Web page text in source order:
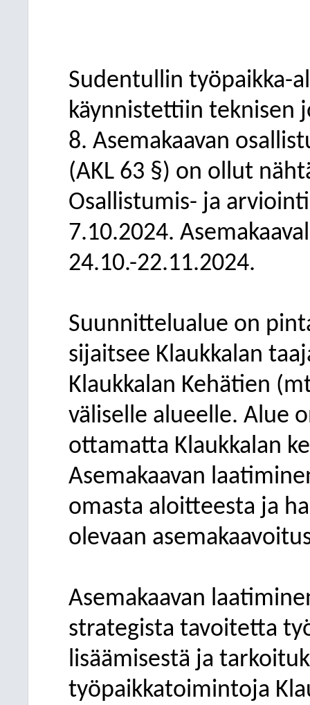
Sudentullin työpaikka-
käynnistettiin teknisen
8. Asemakaavan
(AKL 63 §) on ollut
Osallistumis- ja
7.10.2024.
24.10.-22.11.2024.
Suunnittelualue on
sijaitsee Klaukkalan
Klaukkalan Kehätien
väliselle alueelle. Alue
ottamatta Klaukkalan
Asemakaavan
omasta aloitteesta ja
olevaan
Asemakaavan
strategista tavoitetta
lisäämisestä ja
työpaikkatoimintoja